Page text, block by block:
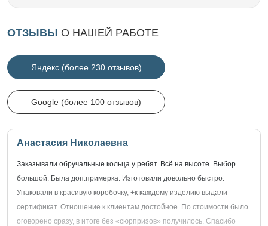
ОТЗЫВЫ О НАШЕЙ РАБОТЕ
Яндекс (более 230 отзывов)
Google (более 100 отзывов)
Анастасия Николаевна
Заказывали обручальные кольца у ребят. Всё на высоте. Выбор
большой. Была доп.примерка. Изготовили довольно быстро.
Упаковали в красивую коробочку, +к каждому изделию выдали
сертификат. Отношение к клиентам достойное. По стоимости было
оговорено сразу, в итоге без «сюрпризов» получилось. Спасибо